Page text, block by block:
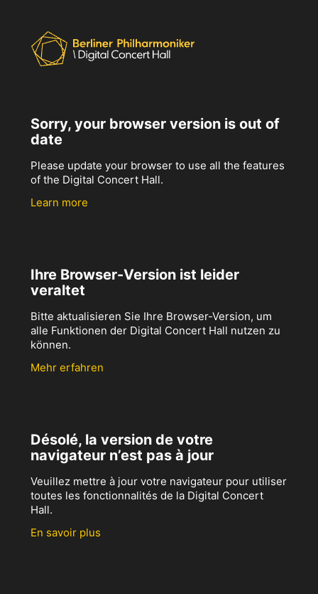
Sorry, your browser version is out of
date
Please update your browser to use all the features
of the Digital Concert Hall.
Learn more
Ihre Browser-Version ist leider
veraltet
Bitte aktualisieren Sie Ihre Browser-Version, um
alle Funktionen der Digital Concert Hall nutzen zu
können.
Mehr erfahren
Désolé, la version de votre
navigateur n’est pas à jour
Veuillez mettre à jour votre navigateur pour utiliser
toutes les fonctionnalités de la Digital Concert
Hall.
En savoir plus